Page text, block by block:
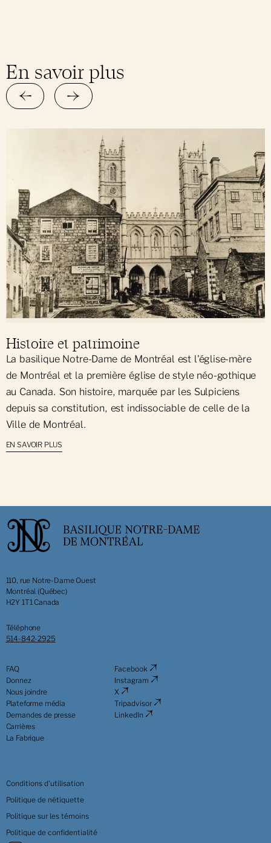
En savoir plus
Histoire et patrimoine
La basilique Notre-Dame de Montréal est l'église-mère
de Montréal et la première église de style néo-gothique
au Canada. Son histoire, marquée par les Sulpiciens
depuis sa constitution, est indissociable de celle de la
Ville de Montréal.
EN SAVOIR PLUS
110, rue Notre-Dame Ouest
Montréal (Québec)
H2Y 1T1 Canada
Téléphone
514-842-2925
FAQ
Donnez
Nous joindre
Plateforme média
Demandes de presse
Carrières
La Fabrique
Facebook
Instagram
X
Tripadvisor
LinkedIn
Conditions d'utilisation
Politique de nétiquette
Politique sur les témoins
Politique de confidentialité